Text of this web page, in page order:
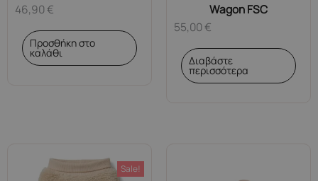
46,90€
Προσθήκη στο
καλάθι
Wagon FSC
55,00€
Διαβάστε
περισσότερα
Sale!